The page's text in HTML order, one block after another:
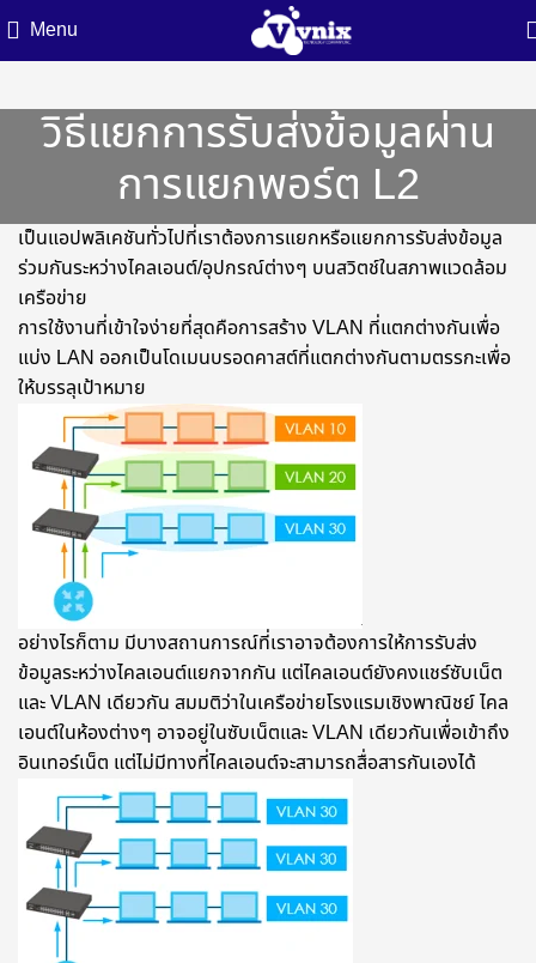
Menu
วิธีแยกการรับส่งข้อมูลผ่าน
การแยกพอร์ต L2
เป็นแอปพลิเคชันทั่วไปที่เราต้องการแยกหรือแยกการรับส่งข้อมูล
ร่วมกันระหว่างไคลเอนต์/อุปกรณ์ต่างๆ บนสวิตช์ในสภาพแวดล้อม
เครือข่าย
การใช้งานที่เข้าใจง่ายที่สุดคือการสร้าง VLAN ที่แตกต่างกันเพื่อ
แบ่ง LAN ออกเป็นโดเมนบรอดคาสต์ที่แตกต่างกันตามตรรกะเพื่อ
ให้บรรลุเป้าหมาย
อย่างไรก็ตาม มีบางสถานการณ์ที่เราอาจต้องการให้การรับส่ง
ข้อมูลระหว่างไคลเอนต์แยกจากกัน แต่ไคลเอนต์ยังคงแชร์ซับเน็ต
และ VLAN เดียวกัน สมมติว่าในเครือข่ายโรงแรมเชิงพาณิชย์ ไคล
เอนต์ในห้องต่างๆ อาจอยู่ในซับเน็ตและ VLAN เดียวกันเพื่อเข้าถึง
อินเทอร์เน็ต แต่ไม่มีทางที่ไคลเอนต์จะสามารถสื่อสารกันเองได้